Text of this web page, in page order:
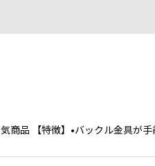
絞り込む
品 【特徴】•バックル金具が